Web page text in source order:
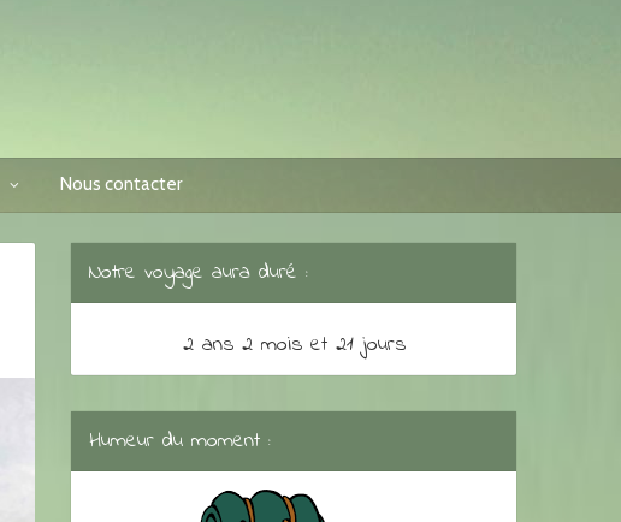
Nous contacter
Notre voyage aura duré :
2 ans 2 mois et 21 jours
Humeur du moment :